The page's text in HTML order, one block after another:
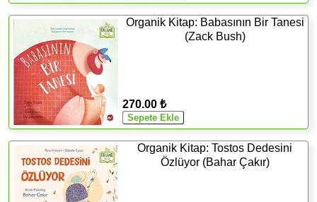
Organik Kitap: Babasının Bir Tanesi
(Zack Bush)
270.00 ₺
Organik Kitap: Tostos Dedesini
Özlüyor (Bahar Çakır)